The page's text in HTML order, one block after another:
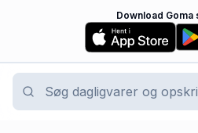
Download Goma